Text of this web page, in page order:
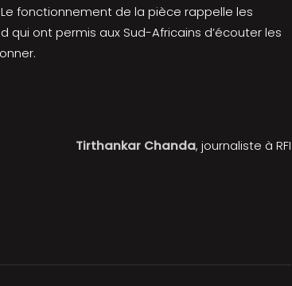
fonctionnement de la pièce rappelle les
qui ont permis aux Sud-Africains d’écouter les
Tirthankar Chanda, journaliste à RFI